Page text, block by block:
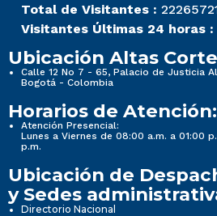
Total de Visitantes :
Visitantes Últimas 24 horas :
Ubicación Altas
Calle 12 No 7 - 65, Palacio de Justicia
Bogotá - Colombia
Horarios de Atención:
Atención Presencial:
Lunes a Viernes de 08:00 a.m. a 01:00
p.m.
Ubicación de
y Sedes
Directorio Nacional